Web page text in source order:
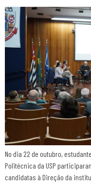
No dia 22 de outubro,
Politécnica da USP
candidatas à Direção da